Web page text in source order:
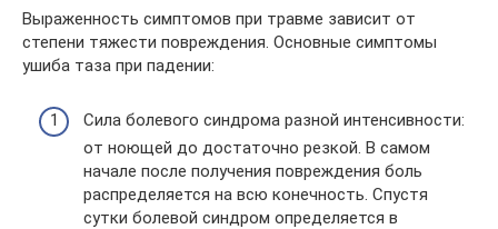
Выраженность симптомов при травме зависит от
степени тяжести повреждения. Основные симптомы
ушиба таза при падении:
Сила болевого синдрома разной интенсивности:
от ноющей до достаточно резкой. В самом
начале после получения повреждения боль
распределяется на всю конечность. Спустя
сутки болевой синдром определяется в